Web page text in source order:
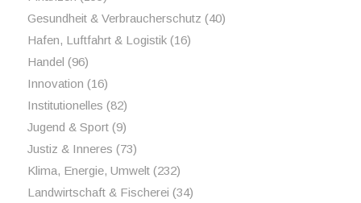
Gesundheit & Verbraucherschutz (40)
Hafen, Luftfahrt & Logistik(16)
Handel (96)
Innovation (16)
Institutionelles (82)
Jugend & Sport(9)
Justiz & Inneres (73)
Klima, Energie, Umwelt(232)
Landwirtschaft & Fischerei (34)